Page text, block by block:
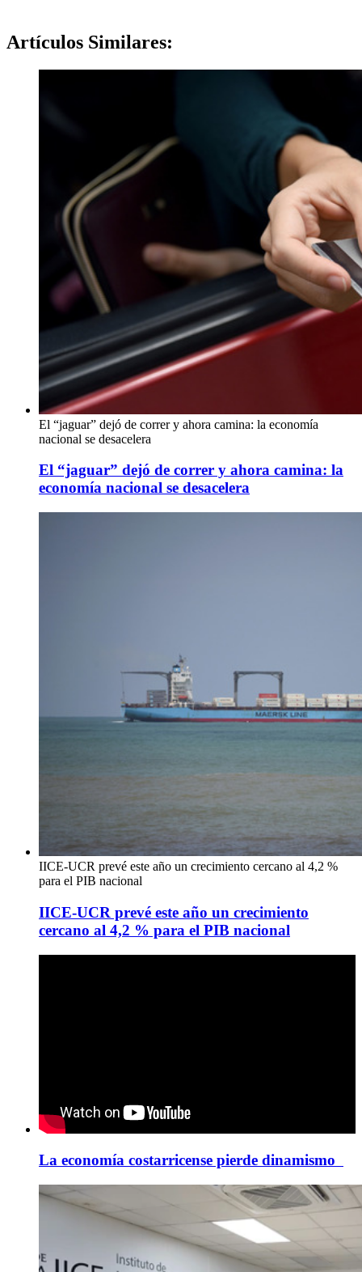
Artículos Similares:
El “jaguar” dejó de correr y ahora camina: la economía
nacional se desacelera
El “jaguar” dejó de correr y ahora camina: la
economía nacional se desacelera
IICE-UCR prevé este año un crecimiento cercano al 4,2 %
para el PIB nacional
IICE-UCR prevé este año un crecimiento
cercano al 4,2 % para el PIB nacional
La economía costarricense pierde dinamismo